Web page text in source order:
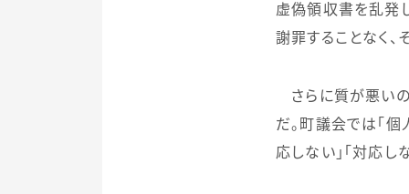
虚偽領収書を乱発
謝罪することなく、
さらに質が悪い
だ。町議会では「
応しない」「対応